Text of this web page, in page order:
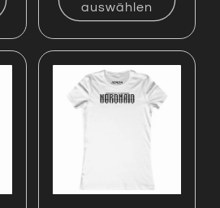
auswählen